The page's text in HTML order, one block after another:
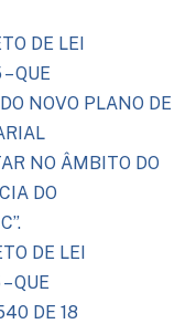
DE LEI
QUE
NOVO PLANO DE
NO ÂMBITO DO
DO
DE LEI
QUE
DE 18